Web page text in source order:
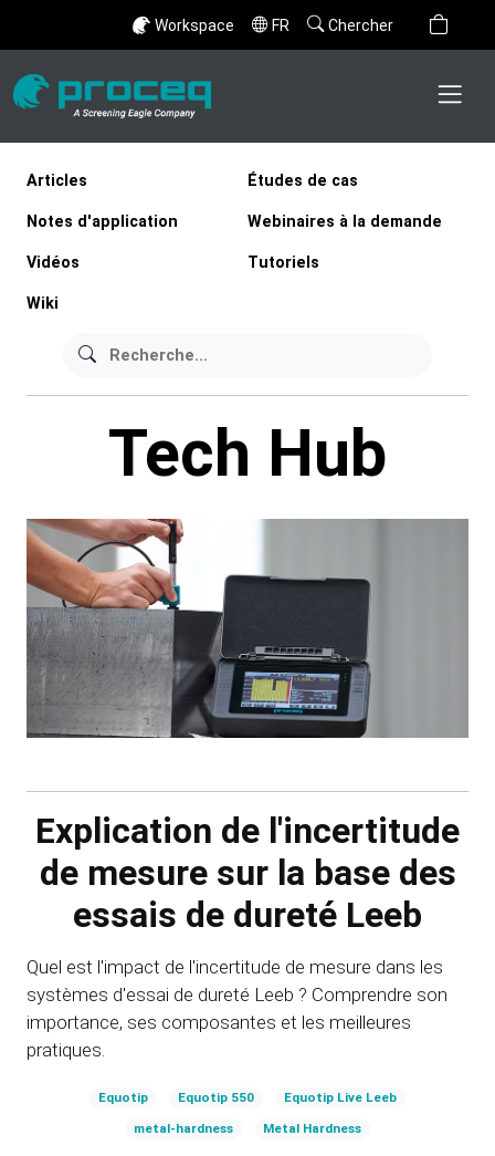
Workspace FR Chercher
Articles Études de cas
Notes d'application Webinaires à la demande
Vidéos Tutoriels
Wiki
Tech Hub
Explication de l'incertitude
de mesure sur la base des
essais de dureté Leeb
Quel est l'impact de l'incertitude de mesure dans les
systèmes d'essai de dureté Leeb ? Comprendre son
importance, ses composantes et les meilleures
pratiques.
Equotip Equotip 550 Equotip Live Leeb
metal-hardness Metal Hardness